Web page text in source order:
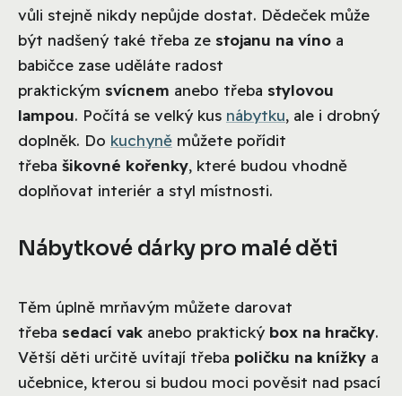
vůli stejně nikdy nepůjde dostat. Dědeček může
být nadšený také třeba ze stojanu na víno a
babičce zase uděláte radost
praktickým svícnem anebo třeba stylovou
lampou. Počítá se velký kus nábytku, ale i drobný
doplněk. Do kuchyně můžete pořídit
třeba šikovné kořenky, které budou vhodně
doplňovat interiér a styl místnosti.
Nábytkové dárky pro malé děti
Těm úplně mrňavým můžete darovat
třeba sedací vak anebo praktický box na hračky.
Větší děti určitě uvítají třeba poličku na knížky a
učebnice, kterou si budou moci pověsit nad psací